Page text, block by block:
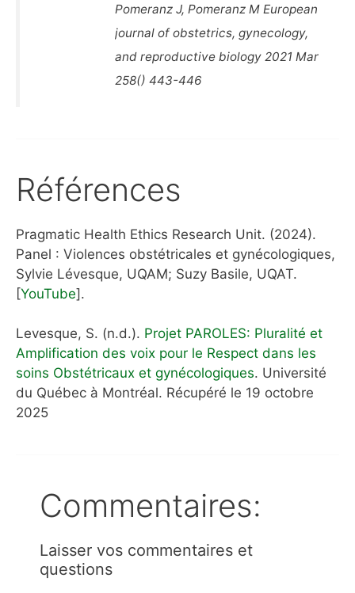
Pomeranz J, Pomeranz M European
journal of obstetrics, gynecology,
and reproductive biology 2021 Mar
258() 443-446
Références
Pragmatic Health Ethics Research Unit. (2024).
Panel : Violences obstétricales et gynécologiques,
Sylvie Lévesque, UQAM; Suzy Basile, UQAT.
[YouTube].
Levesque, S. (n.d.). Projet PAROLES: Pluralité et
Amplification des voix pour le Respect dans les
soins Obstétricaux et gynécologiques. Université
du Québec à Montréal. Récupéré le 19 octobre
2025
Commentaires:
Laisser vos commentaires et
questions